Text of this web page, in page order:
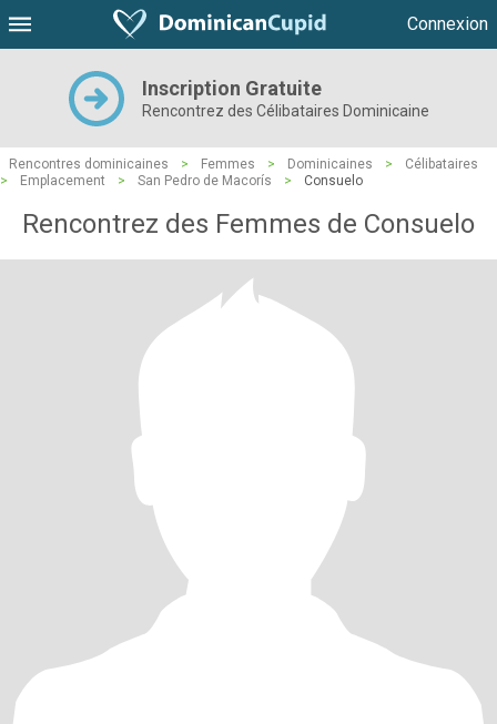
Connexion
Inscription Gratuite
Rencontrez des Célibataires Dominicaine
Rencontres dominicaines > Femmes > Dominicaines >
Célibataires
>
Emplacement > San Pedro de Macorís > Consuelo
Rencontrez des Femmes de Consuelo